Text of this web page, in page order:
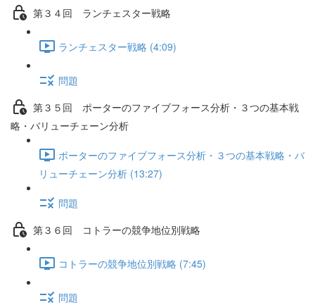
第３４回 ランチェスター戦略
ランチェスター戦略 (4:09)
問題
第３５回 ポーターのファイブフォース分析・３つの基本戦
略・バリューチェーン分析
ポーターのファイブフォース分析・３つの基本戦略・バ
リューチェーン分析 (13:27)
問題
第３６回 コトラーの競争地位別戦略
コトラーの競争地位別戦略 (7:45)
問題